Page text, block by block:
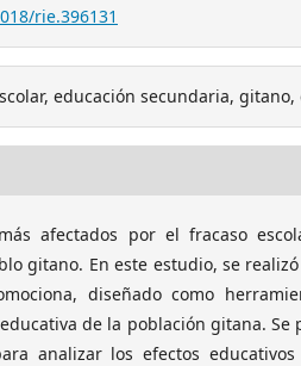
rie.396131
educación secundaria,
afectados por el fracaso
gitano. En este estudio, se
diseñado como
de la población gitana. Se
analizar los efectos